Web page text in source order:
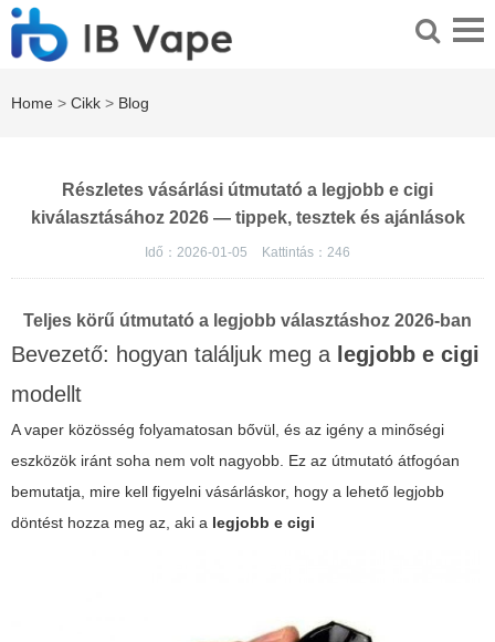
Home > Cikk > Blog
Részletes vásárlási útmutató a legjobb e cigi
kiválasztásához 2026 — tippek, tesztek és ajánlások
Idő：2026-01-05 Kattintás： 246
Teljes körű útmutató a legjobb választáshoz 2026-ban
Bevezető: hogyan találjuk meg a legjobb e cigi
modellt
A vaper közösség folyamatosan bővül, és az igény a minőségi
eszközök iránt soha nem volt nagyobb. Ez az útmutató átfogóan
bemutatja, mire kell figyelni vásárláskor, hogy a lehető legjobb
döntést hozza meg az, aki a legjobb e cigi